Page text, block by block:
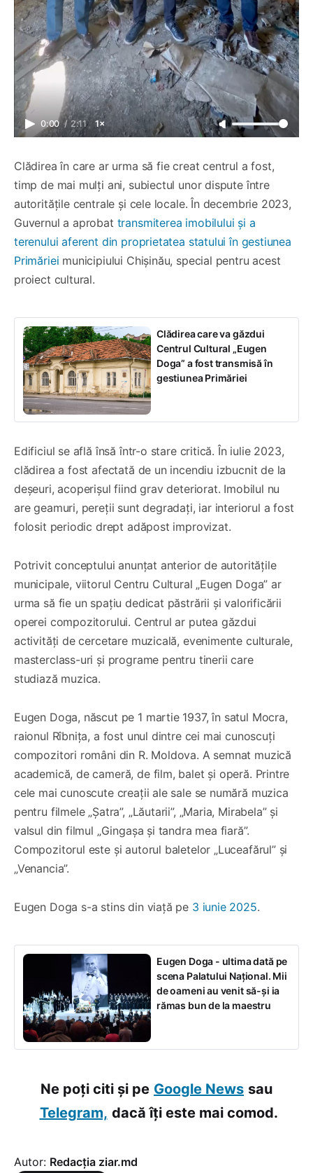
0:00 / 2:11 1×
Clădirea în care ar urma să fie creat centrul a fost,
timp de mai mulți ani, subiectul unor dispute între
autoritățile centrale și cele locale. În decembrie 2023,
Guvernul a aprobat transmiterea imobilului și a
terenului aferent din proprietatea statului în gestiunea
Primăriei municipiului Chișinău, special pentru acest
proiect cultural.
Clădirea care va găzdui
Centrul Cultural „Eugen
Doga” a fost transmisă în
gestiunea Primăriei
Edificiul se află însă într-o stare critică. În iulie 2023,
clădirea a fost afectată de un incendiu izbucnit de la
deșeuri, acoperișul fiind grav deteriorat. Imobilul nu
are geamuri, pereții sunt degradați, iar interiorul a fost
folosit periodic drept adăpost improvizat.
Potrivit conceptului anunțat anterior de autoritățile
municipale, viitorul Centru Cultural „Eugen Doga” ar
urma să fie un spațiu dedicat păstrării și valorificării
operei compozitorului. Centrul ar putea găzdui
activități de cercetare muzicală, evenimente culturale,
masterclass-uri și programe pentru tinerii care
studiază muzica.
Eugen Doga, născut pe 1 martie 1937, în satul Mocra,
raionul Rîbnița, a fost unul dintre cei mai cunoscuți
compozitori români din R. Moldova. A semnat muzică
academică, de cameră, de film, balet și operă. Printre
cele mai cunoscute creații ale sale se numără muzica
pentru filmele „Șatra”, „Lăutarii”, „Maria, Mirabela” și
valsul din filmul „Gingașa și tandra mea fiară”.
Compozitorul este și autorul baletelor „Luceafărul” și
„Venancia”.
Eugen Doga s-a stins din viață pe 3 iunie 2025.
Eugen Doga - ultima dată pe
scena Palatului Național. Mii
de oameni au venit să-și ia
rămas bun de la maestru
Ne poți citi și pe Google News sau
Telegram, dacă îți este mai comod.
Autor: Redacția ziar.md